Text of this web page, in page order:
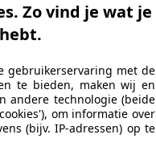
Zo vind je wat je
gebruikerservaring met de
te bieden, maken wij en
andere technologie (beide
om informatie over
(bijv. IP-adressen) op te